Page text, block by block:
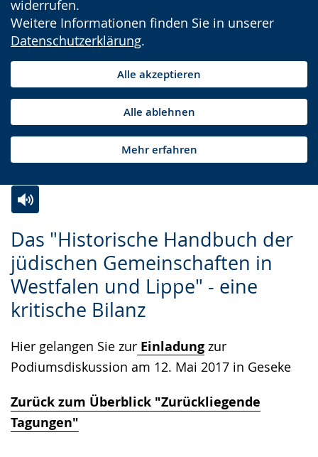
widerrufen.
Weitere Informationen finden Sie in unserer
Datenschutzerklärung.
Alle akzeptieren
Alle ablehnen
Mehr erfahren
Das "Historische Handbuch der
jüdischen Gemeinschaften in
Westfalen und Lippe" - eine
kritische Bilanz
Hier gelangen Sie zur Einladung zur
Podiumsdiskussion am 12. Mai 2017 in Geseke
Zurück zum Überblick "Zurückliegende
Tagungen"
Leichten
Sprache
wechseln.
Audio-
Unterstützung.
Video
in
Deutscher
Gebärdensprache
angezeigt.